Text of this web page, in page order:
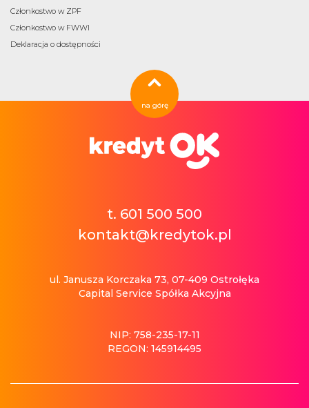
Członkostwo w ZPF
Członkostwo w FWWI
Deklaracja o dostępności
na górę
t. 601 500 500
kontakt@kredytok.pl
ul. Janusza Korczaka 73, 07-409 Ostrołęka
Capital Service Spółka Akcyjna
NIP: 758-235-17-11
REGON: 145914495